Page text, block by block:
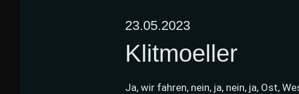
23.05.2023
Klitmoeller
Ja, wir fahren, nein, ja, nein, ja, Ost,